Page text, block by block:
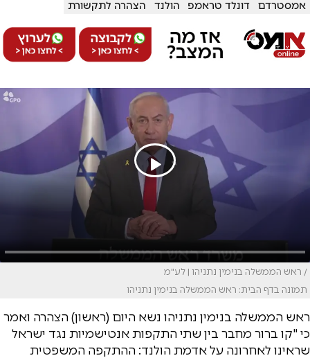
אמסטרדם דונלד טראמפ הולנד הצהרה לתקשורת
/ ראש הממשלה בנימין נתניהו | לע"מ
תמונה בדף הבית: ראש הממשלה בנימין נתניהו
ראש הממשלה בנימין נתניהו נשא היום (ראשון) הצהרה ואמר
כי "קו ברור מחבר בין שתי התקפות אנטישמיות נגד ישראל
שראינו לאחרונה על אדמת הולנד: ההתקפה המשפטית